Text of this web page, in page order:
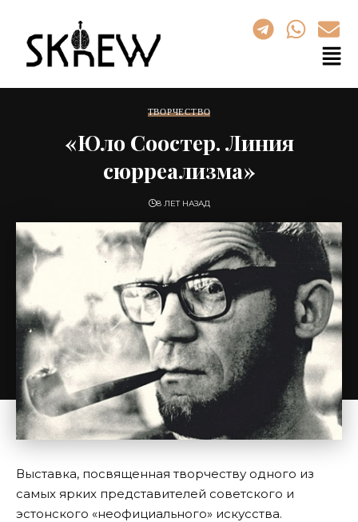
ТВОРЧЕСТВО
«Юло Соостер. Линия
сюрреализма»
8 ЛЕТ НАЗАД
Выставка, посвященная творчеству одного из
самых ярких представителей советского и
эстонского «неофициального» искусства.